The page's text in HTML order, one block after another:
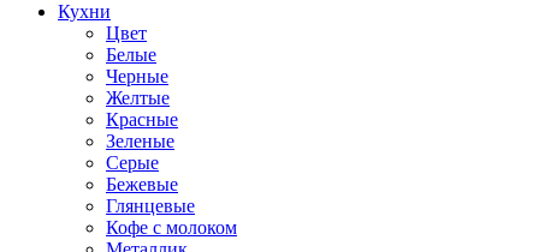
Кухни
Цвет
Белые
Черные
Желтые
Красные
Зеленые
Серые
Бежевые
Глянцевые
Кофе с молоком